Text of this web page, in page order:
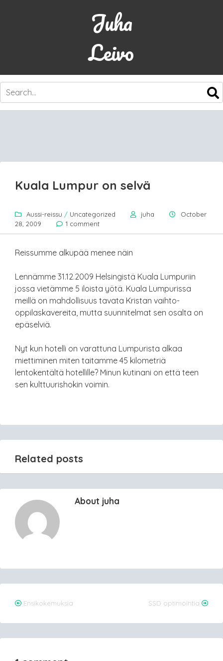
Juha
Leivo
SKIP
CONTENT
Kuala Lumpur on selvä
Aussi-reissu / Uncategorized juha
October
28, 2009
1 comment
Reissumme alkupää menee näin
Lennämme 31.12.2009 Helsingistä Kuala Lumpuriin
jossa vietämme 5 iloista yötä. Kuala Lumpurissa
meillä on mahdollisuus tavata Kristan vaihto-
oppilaskavereita, mutta suunnitelmat sen osalta on
epäselviä.
Nyt kun hotelli on varattuna Lumpurista alkaa
miettiminen miten taitamme 45 kilometriä
lentokentältä hotellille? Minun kutinani on että teen
sen kulttuurishokin voimin.
Related posts
About juha
Post
navigation
Ensikokemuksia SSD optimointia